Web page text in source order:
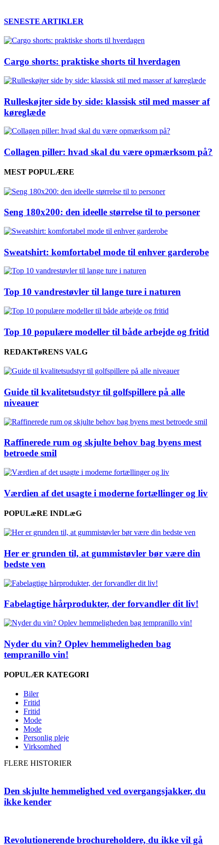
SENESTE ARTIKLER
Cargo shorts: praktiske shorts til hverdagen
Rulleskøjter side by side: klassisk stil med masser af
køreglæde
Collagen piller: hvad skal du være opmærksom på?
MEST POPULÆRE
Seng 180x200: den ideelle størrelse til to personer
Sweatshirt: komfortabel mode til enhver garderobe
Top 10 vandrestøvler til lange ture i naturen
Top 10 populære modeller til både arbejde og fritid
REDAKTøRENS VALG
Guide til kvalitetsudstyr til golfspillere på alle
niveauer
Raffinerede rum og skjulte behov bag byens mest
betroede smil
Værdien af det usagte i moderne fortællinger og liv
POPULæRE INDLæG
Her er grunden til, at gummistøvler bør være din
bedste ven
Fabelagtige hårprodukter, der forvandler dit liv!
Nyder du vin? Oplev hemmeligheden bag
tempranillo vin!
POPULÆR KATEGORI
Biler
Fritid
Fritid
Mode
Mode
Personlig pleje
Virksomhed
FLERE HISTORIER
Den skjulte hemmelighed ved overgangsjakker, du
ikke kender
Revolutionerende brochureholdere, du ikke vil gå